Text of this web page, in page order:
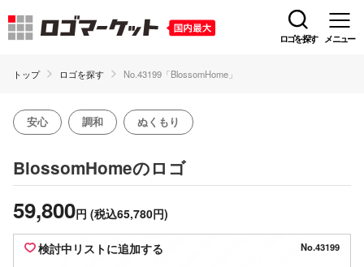
ロゴを探す メニュー
トップ ロゴを探す No.43199「BlossomHome」
安心 調和 ぬくもり
BlossomHomeのロゴ
59,800円 (税込65,780円)
検討中リストに追加する No.43199